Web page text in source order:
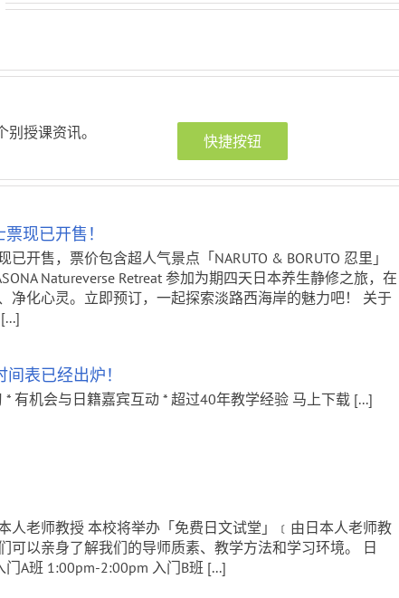
授课资讯。 快捷按钮
现已开售！
开售，票价包含超人气景点「NARUTO & BORUTO 忍里」
Natureverse Retreat 参加为期四天日本养生静修之旅，在
净化心灵。立即预订，一起探索淡路西海岸的魅力吧！ 关于
表已经出炉！
有机会与日籍嘉宾互动 * 超过40年教学经验 马上下载 [...]
人老师教授 本校将举办「免费日文试堂」﹝由日本人老师教
可以亲身了解我们的导师质素、教学方法和学习环境。 日
A班 1:00pm-2:00pm 入门B班 [...]